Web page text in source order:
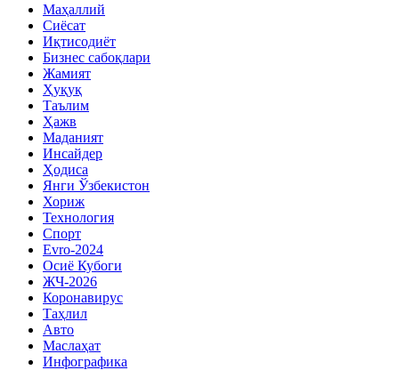
Маҳаллий
Сиёсат
Иқтисодиёт
Бизнес сабоқлари
Жамият
Ҳуқуқ
Таълим
Ҳажв
Маданият
Инсайдер
Ҳодиса
Янги Ўзбекистон
Хориж
Технология
Спорт
Evro-2024
Осиё Кубоги
ЖЧ-2026
Коронавирус
Таҳлил
Авто
Маслаҳат
Инфографика